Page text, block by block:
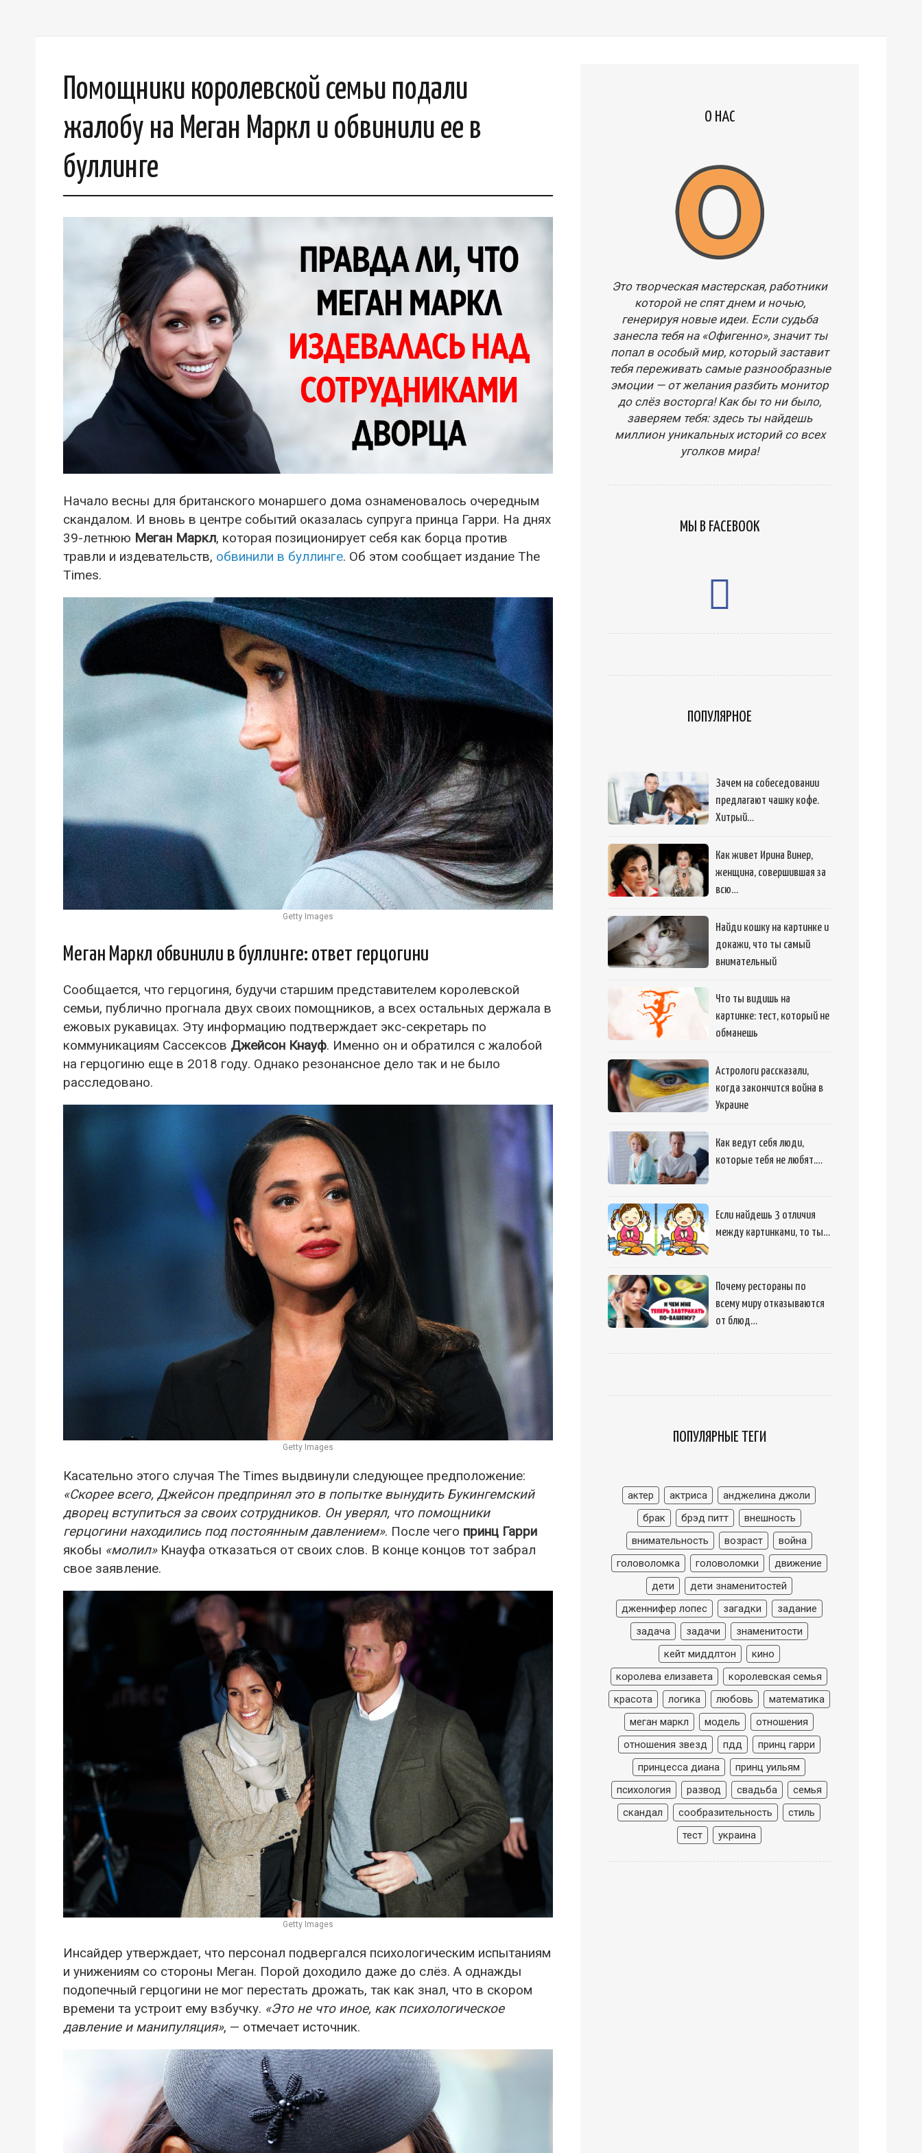
Помощники королевской семьи подали
жалобу на Меган Маркл и обвинили ее в
буллинге
Начало весны для британского монаршего дома ознаменовалось очередным
скандалом. И вновь в центре событий оказалась супруга принца Гарри. На днях
39-летнюю Меган Маркл, которая позиционирует себя как борца против
травли и издевательств, обвинили в буллинге. Об этом сообщает издание The
Times.
Getty Images
Меган Маркл обвинили в буллинге: ответ герцогини
Сообщается, что герцогиня, будучи старшим представителем королевской
семьи, публично прогнала двух своих помощников, а всех остальных держала в
ежовых рукавицах. Эту информацию подтверждает экс-секретарь по
коммуникациям Сассексов Джейсон Кнауф. Именно он и обратился с жалобой
на герцогиню еще в 2018 году. Однако резонансное дело так и не было
расследовано.
Getty Images
Касательно этого случая The Times выдвинули следующее предположение:
«Скорее всего, Джейсон предпринял это в попытке вынудить Букингемский
дворец вступиться за своих сотрудников. Он уверял, что помощники
герцогини находились под постоянным давлением». После чего принц Гарри
якобы «молил»Кнауфа отказаться от своих слов. В конце концов тот забрал
свое заявление.
Getty Images
Инсайдер утверждает, что персонал подвергался психологическим испытаниям
и унижениям со стороны Меган. Порой доходило даже до слёз. А однажды
подопечный герцогини не мог перестать дрожать, так как знал, что в скором
времени та устроит ему взбучку. «Это не что иное, как психологическое
давление и манипуляция», — отмечает источник.
О НАС
Это творческая мастерская, работники
которой не спят днем и ночью,
генерируя новые идеи. Если судьба
занесла тебя на «Офигенно», значит ты
попал в особый мир, который заставит
тебя переживать самые разнообразные
эмоции — от желания разбить монитор
до слёз восторга! Как бы то ни было,
заверяем тебя: здесь ты найдешь
миллион уникальных историй со всех
уголков мира!
МЫ В FACEBOOK
ПОПУЛЯРНОЕ
Зачем на собеседовании
предлагают чашку кофе.
Хитрый…
Как живет Ирина Винер,
женщина, совершившая за
всю…
Найди кошку на картинке и
докажи, что ты самый
внимательный
Что ты видишь на
картинке: тест, который не
обманешь
Астрологи рассказали,
когда закончится война в
Украине
Как ведут себя люди,
которые тебя не любят.…
Если найдешь 3 отличия
между картинками, то ты…
Почему рестораны по
всему миру отказываются
от блюд…
ПОПУЛЯРНЫЕ ТЕГИ
актер актриса
анджелина джоли
брак
брэд питт
внешность
внимательность
возраст
война
головоломка
головоломки
движение
дети
дети знаменитостей
дженнифер лопес
загадки
задание
задача
задачи
знаменитости
кейт миддлтон
кино
королева елизавета
королевская семья
красота
логика любовь
математика
меган маркл
модель
отношения
отношения звезд
пдд
принц гарри
принцесса диана
принц уильям
психология
развод свадьба
семья
скандал
сообразительность
стиль
тест
украина